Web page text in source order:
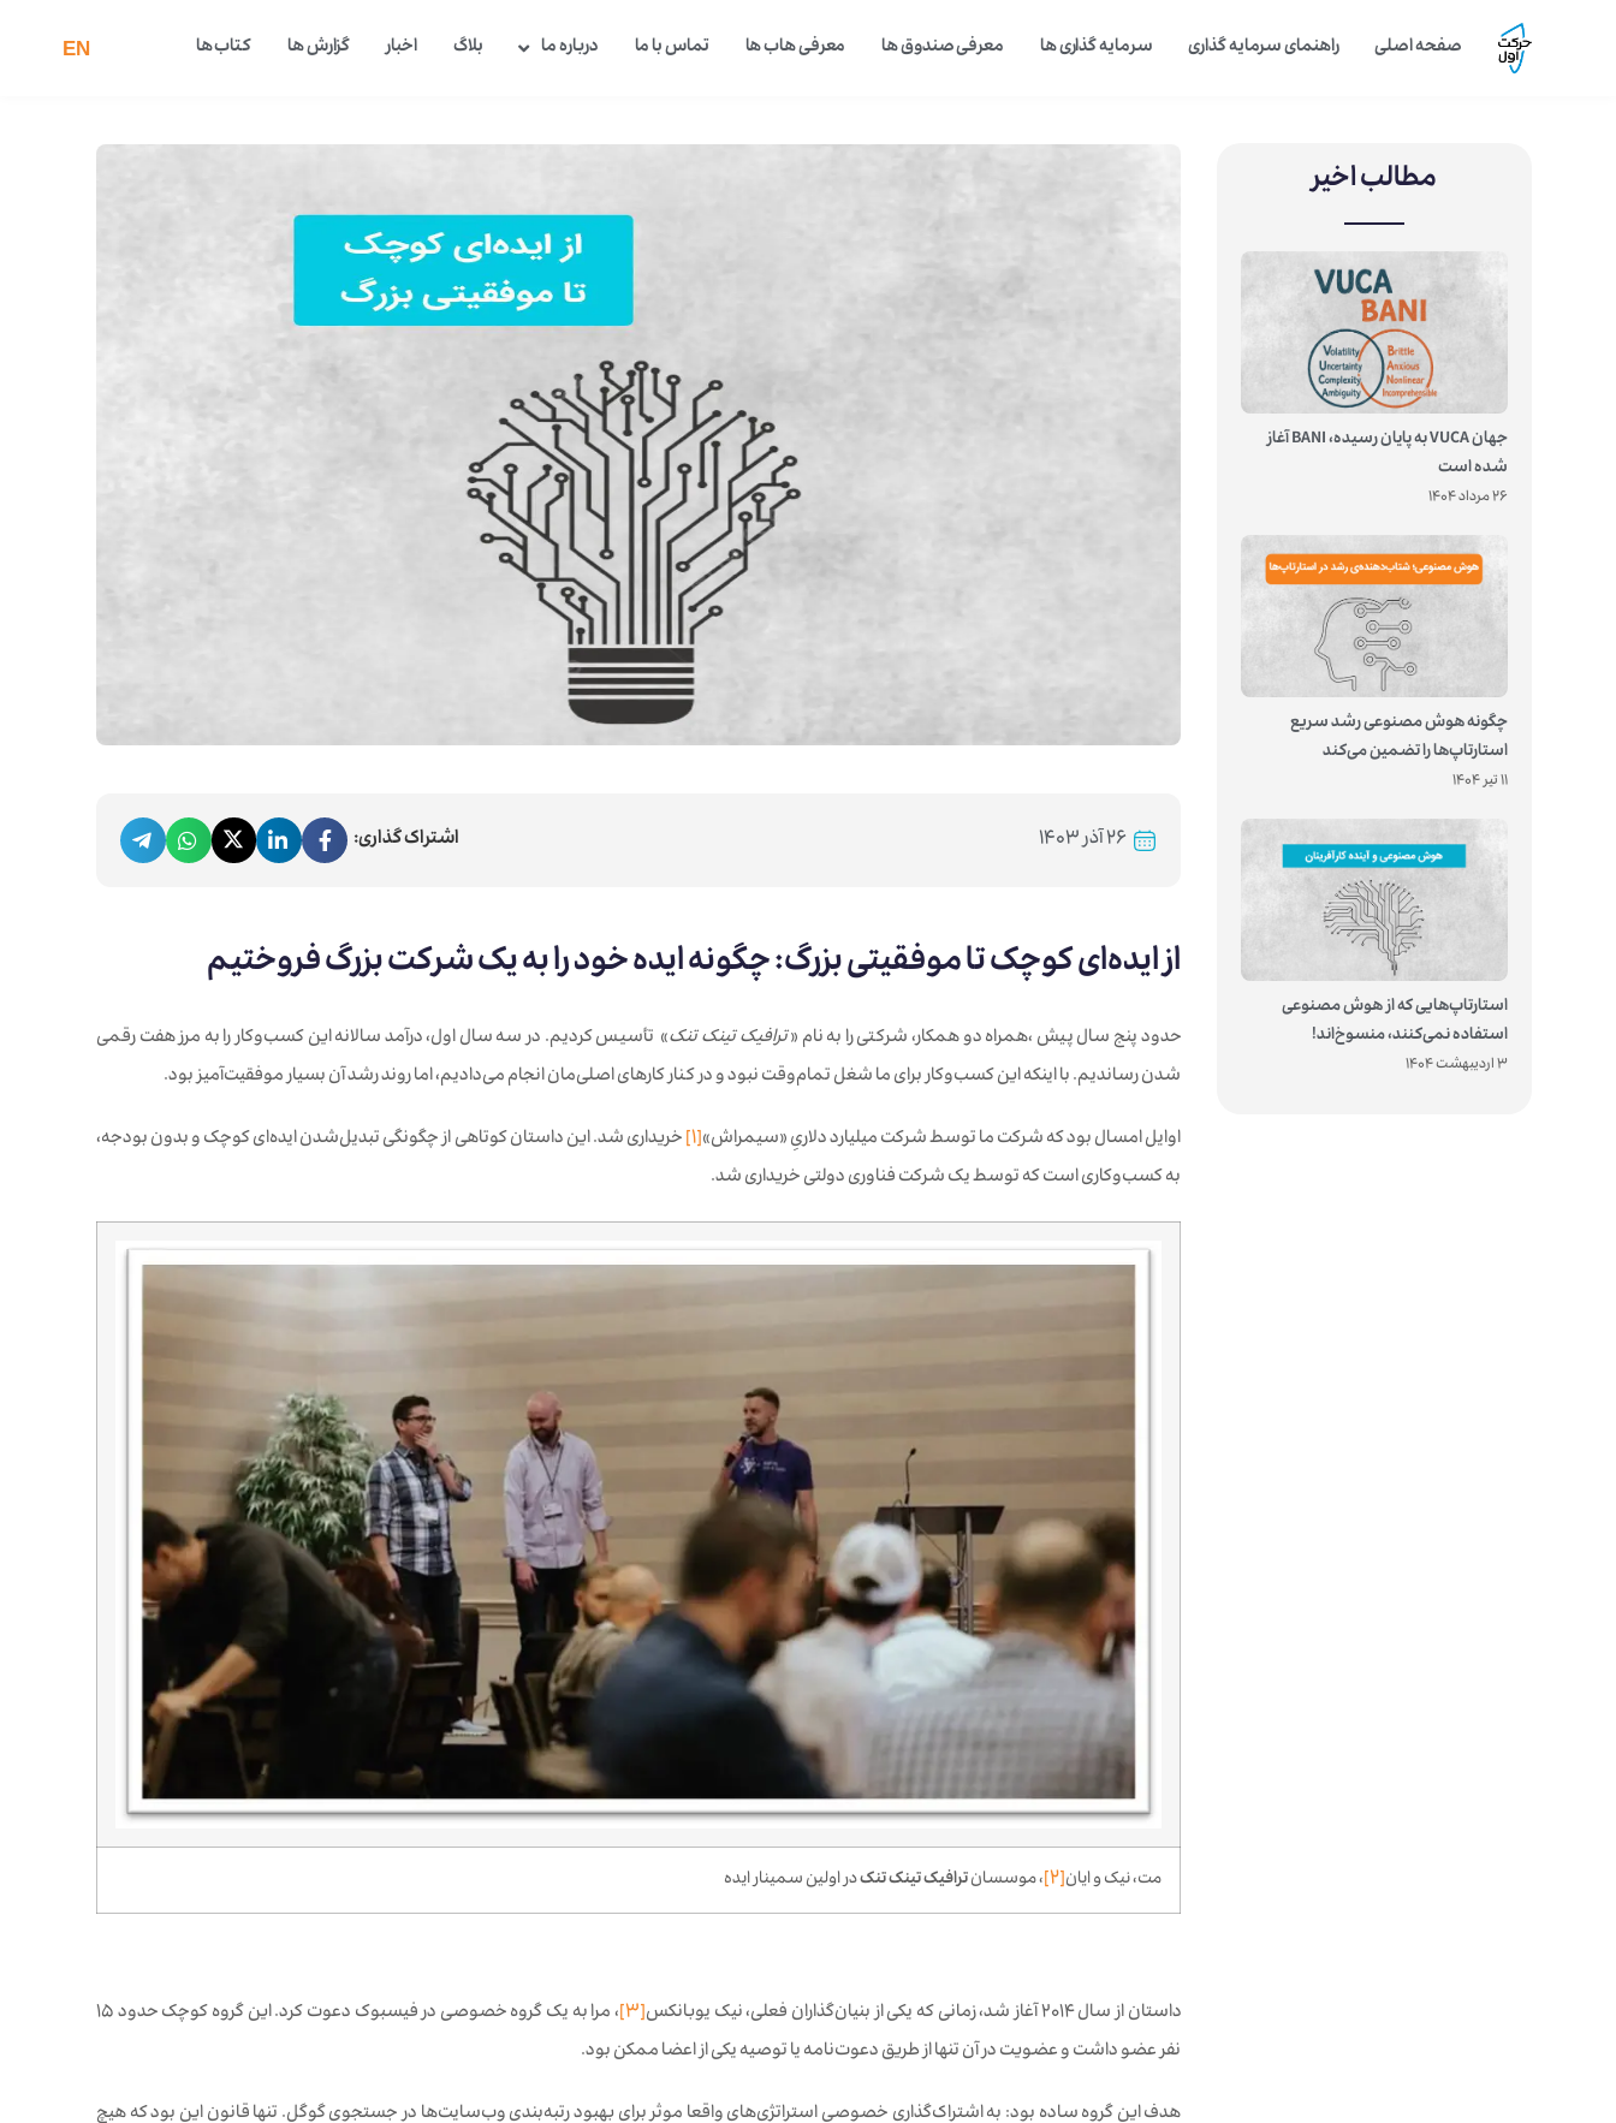
صفحه اصلی راهنمای سرمایه گذاری سرمایه گذاری ها معرفی صندوق ها معرفی هاب ها تماس با ما درباره ما بلاگ اخبار گزارش ها کتاب ها EN
مطالب اخیر
جهان VUCA به پایان رسیده، BANI آغاز
شده است
26 مرداد 1404
چگونه هوش مصنوعی رشد سریع
استارتاپ‌ها را تضمین می‌کند
11 تیر 1404
استارتاپ‌هایی که از هوش مصنوعی
استفاده نمی‌کنند، منسوخ‌اند!
3 اردیبهشت 1404
۲۶ آذر ۱۴۰۳ اشتراک گذاری:
از ایده‌ای کوچک تا موفقیتی بزرگ: چگونه ایده خود را به یک شرکت بزرگ فروختیم
حدود پنج سال پیش‌ ،همراه دو همکار، شرکتی را به نام «ترافیک تینک تنک» تأسیس کردیم. در سه سال اول، درآمد سالانه این کسب‌وکار را به مرز هفت رقمی
شدن رساندیم. با اینکه این کسب‌وکار برای ما شغل تمام‌وقت نبود و در کنار کارهای اصلی‌مان انجام می‌دادیم، اما روند رشد آن بسیار موفقیت‌آمیز بود.
اوایل امسال بود که شرکت ما توسط شرکت میلیارد دلاریِ «سیمراش»[1] خریداری شد. این داستان کوتاهی از چگونگی تبدیل‌شدن ایده‌ای کوچک و بدون بودجه،
به کسب‌و‌کاری است که توسط یک شرکت فناوری دولتی خریداری شد.
مت، نیک و ایان[2] ، موسسانترافیک تینک تنکدر اولین سمینار ایده
داستان از سال ۲۰۱۴ آغاز شد، زمانی که یکی از بنیان‌گذاران فعلی، نیک یوبانکس [3]
، مرا به یک گروه خصوصی در فیسبوک دعوت کرد. این گروه کوچک حدود ۱۵
نفر عضو داشت و عضویت در آن تنها از طریق دعوت‌نامه یا توصیه یکی از اعضا ممکن بود.
هدف این گروه ساده بود: به اشتراک‌گذاری خصوصی استراتژی‌های واقعا موثر برای بهبود رتبه‌بندی وب‌سایت‌ها در جستجوی گوگل. تنها قانون این بود که هیچ